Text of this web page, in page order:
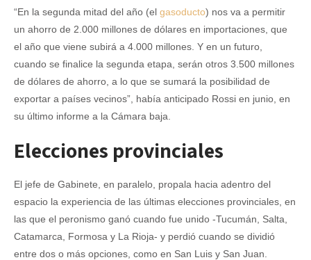
“En la segunda mitad del año (el gasoducto) nos va a permitir
un ahorro de 2.000 millones de dólares en importaciones, que
el año que viene subirá a 4.000 millones. Y en un futuro,
cuando se finalice la segunda etapa, serán otros 3.500 millones
de dólares de ahorro, a lo que se sumará la posibilidad de
exportar a países vecinos”, había anticipado Rossi en junio, en
su último informe a la Cámara baja.
Elecciones provinciales
El jefe de Gabinete, en paralelo, propala hacia adentro del
espacio la experiencia de las últimas elecciones provinciales, en
las que el peronismo ganó cuando fue unido -Tucumán, Salta,
Catamarca, Formosa y La Rioja- y perdió cuando se dividió
entre dos o más opciones, como en San Luis y San Juan.